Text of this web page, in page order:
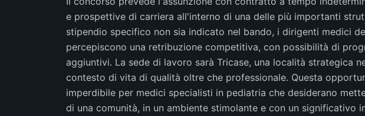
e prospettive di carriera all'interno di una delle più importanti
stipendio specifico non sia indicato nel bando, i dirigenti medici
percepiscono una retribuzione competitiva, con possibilità di
aggiuntivi. La sede di lavoro sarà Tricase, una località strategica
contesto di vita di qualità oltre che professionale. Questa
imperdibile per medici specialisti in pediatria che desiderano
di una comunità, in un ambiente stimolante e con un significativo